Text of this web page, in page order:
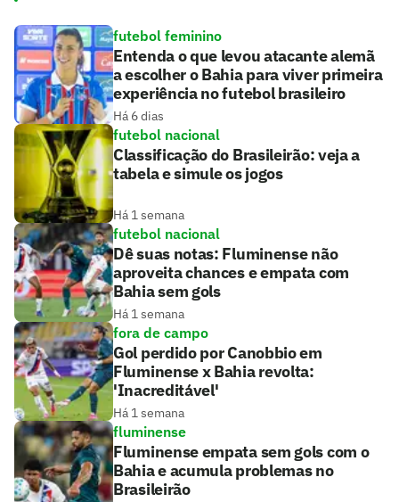
futebol feminino
Entenda o que levou atacante alemã
a escolher o Bahia para viver primeira
experiência no futebol brasileiro
Há 6 dias
futebol nacional
Classificação do Brasileirão: veja a
tabela e simule os jogos
Há 1 semana
futebol nacional
Dê suas notas: Fluminense não
aproveita chances e empata com
Bahia sem gols
Há 1 semana
fora de campo
Gol perdido por Canobbio em
Fluminense x Bahia revolta:
'Inacreditável'
Há 1 semana
fluminense
Fluminense empata sem gols com o
Bahia e acumula problemas no
Brasileirão